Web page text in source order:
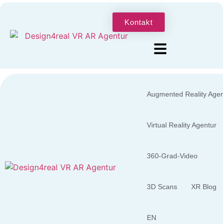
Kontakt
Augmented Reality
Virtual Reality Agentur
360-Grad-Video
3D Scans XR Blog
EN